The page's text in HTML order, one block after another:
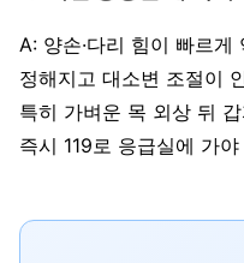
A: 양손·다리 힘이 빠르
정해지고 대소변 조절이
특히 가벼운 목 외상 뒤
즉시 119로 응급실에 가